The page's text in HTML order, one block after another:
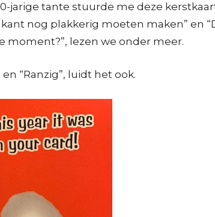
jarige tante stuurde me deze
nog plakkerig moeten maken” en
moment?”, lezen we onder meer.
“Ranzig”, luidt het ook.